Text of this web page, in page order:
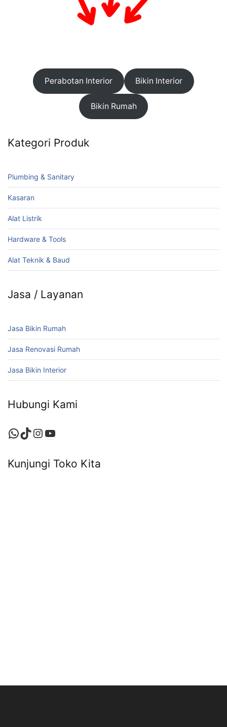
Perabotan Interior Bikin Interior
Bikin Rumah
Kategori Produk
Plumbing & Sanitary
Kasaran
Alat Listrik
Hardware & Tools
Alat Teknik & Baud
Jasa / Layanan
Jasa Bikin Rumah
Jasa Renovasi Rumah
Jasa Bikin Interior
Hubungi Kami
WhatsApp
TikTok
Instagram
YouTube
Kunjungi Toko Kita